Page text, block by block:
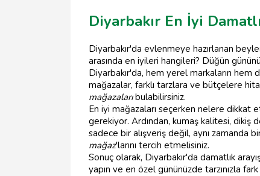
Diyarbakır En İyi
Diyarbakır'da evlenmeye hazırlanan
arasında en iyileri hangileri? Düğün
Diyarbakır'da, hem yerel markaların hem
mağazalar, farklı tarzlara ve bütçelere
mağazalarıbulabilirsiniz.
En iyi mağazaları seçerken nelere dikkat
gerekiyor. Ardından, kumaş kalitesi,
sadece bir alışveriş değil, aynı zamanda
mağaz'larını tercih etmelisiniz.
Sonuç olarak, Diyarbakır'da damatlık
yapın ve en özel gününüzde tarzınızla fark